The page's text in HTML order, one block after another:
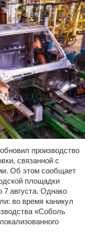
производство
связанной с
Об этом сообщает
площадки
августа. Однако
во время каникул
«Соболь